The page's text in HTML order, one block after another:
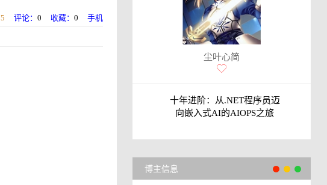
评论： 0 收藏： 0 手机
尘叶心简
十年进阶：从.NET程序员迈
向嵌入式AI的AIOPS之旅
博主信息